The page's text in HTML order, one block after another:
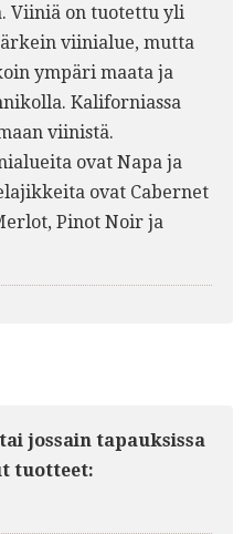
Viiniä on tuotettu yli
viinialue, mutta
ympäri maata ja
Kaliforniassa
viinistä.
ovat Napa ja
ovat Cabernet
Pinot Noir ja
jossain tapauksissa
tuotteet: